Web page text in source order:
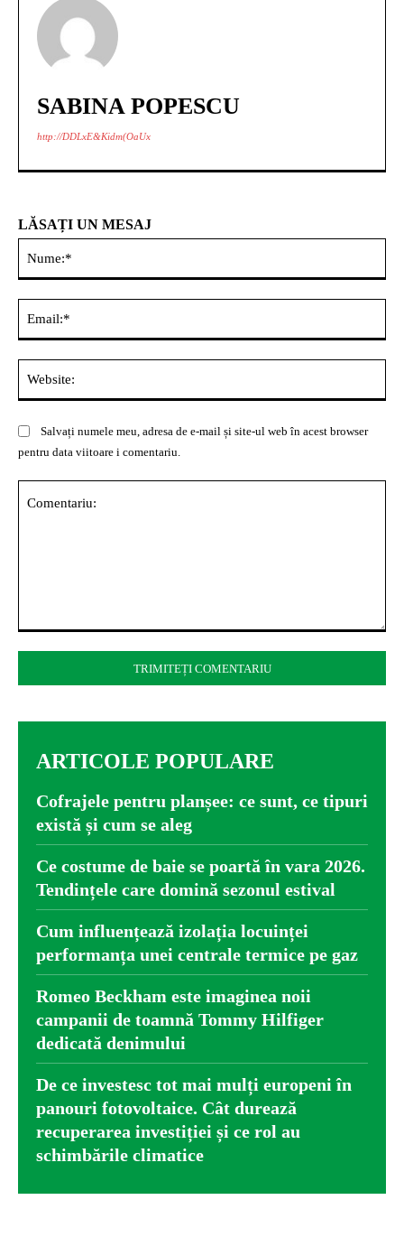
SABINA POPESCU
http://DDLxE&Kidm(OaUx
LĂSAȚI UN MESAJ
Salvați numele meu, adresa de e-mail și site-ul web în acest browser
pentru data viitoare i comentariu.
ARTICOLE POPULARE
Cofrajele pentru planșee: ce sunt, ce tipuri
există și cum se aleg
Ce costume de baie se poartă în vara 2026.
Tendințele care domină sezonul estival
Cum influențează izolația locuinței
performanța unei centrale termice pe gaz
Romeo Beckham este imaginea noii
campanii de toamnă Tommy Hilfiger
dedicată denimului
De ce investesc tot mai mulți europeni în
panouri fotovoltaice. Cât durează
recuperarea investiției și ce rol au
schimbările climatice